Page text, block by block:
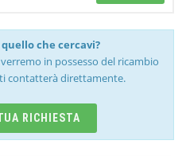
che cercavi?
in possesso del ricambio
contatterà direttamente.
RICHIESTA